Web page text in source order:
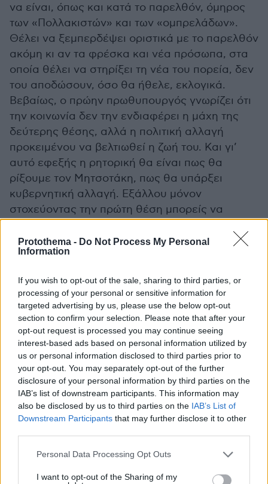
Protothema - Do Not Process My Personal
Information
If you wish to opt-out of the sale, sharing to third parties, or
processing of your personal or sensitive information for
targeted advertising by us, please use the below opt-out
section to confirm your selection. Please note that after your
opt-out request is processed you may continue seeing
interest-based ads based on personal information utilized by
us or personal information disclosed to third parties prior to
your opt-out. You may separately opt-out of the further
disclosure of your personal information by third parties on the
IAB’s list of downstream participants. This information may
also be disclosed by us to third parties on the IAB’s List of
Downstream Participants that may further disclose it to other
Please note that this website/app uses one or more Google
not limited to your visit or usage behaviour. You may click to
Personal Data Processing Opt Outs
I want to opt-out of the Sharing of my
να είναι, όπως και κατά το παρελθόν, όμηρος
των «Πολλακιστών» και των «ομπρελάδων».
Θέλει να ξεμπερδέψει οριστικά με το παρελθόν
ακόμη κι αν τα φρέσκα και νέα πρόσωπα, στα
οποία θέλει να στηρίξει τη νέα του πορεία, δεν
του αποδώσουν, όσο θα ήθελε, εκλογικά.
Βεβαίως, ο πρώην πρωθυπουργός γνωρίζει ότι
την κοινωνία δεν την ενδιαφέρει η μάχη της
δεύτερης θέσης, αλλά η πολιτική αλλαγή
προκειμένου να βελτιωθεί η ζωή του. Και γι’
αυτό εφεξής η ρητορική θα είναι πως θα
ρίξουμε τον Μητσοτάκη, πως θα υπάρξει
κυβερνητική αλλαγή. Εξάλλου μόνον
στοχεύοντας την πρώτη θέση μπορείς να
φέρει σε πλεονεκτική θέση την επόμενη μέρα
της «πρώτης κάλπης». Η βελτίωση των
ψηφίστε με για να γίνω πρώτος στο «χωριό»
της αξιωματικής αντιπολίτευσης, αλλά δώστε
μου τη δύναμη να (ξανα)γίνω πρώτος στην
«πόλη» της διακυβέρνησης.
Πάντως, μετά την Metron Analysis και την Marc,
άλλες δύο δημοσκοπήσεις, της MRB και της
Pulse, δείχνουν ότι το «κόμμα Τσίπρα» έχει ως
ισχυρή βάση την περιοχή του 10% και η
περίμετρος του εκτείνεται στην περιοχή του
θα δοθεί σκληρή μάχη για τη δεύτερη θέση
στην περιοχή του 12-14% αφενός με το ΠΑΣΟΚ,